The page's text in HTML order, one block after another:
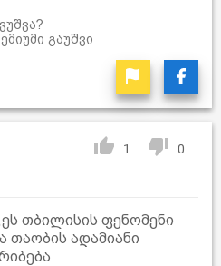
გაუშვი
1 0
თბილისის ფენომენი
თაობის ადამიანი